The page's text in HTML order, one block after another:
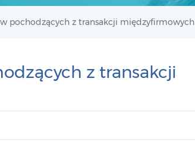
pochodzących z transakcji międzyfirmowych
z transakcji